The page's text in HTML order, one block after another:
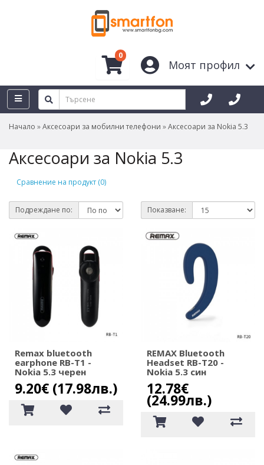
Моят профил
0
Начало Аксесоари за мобилни телефони Аксесоари за Nokia 5.3
Аксесоари за Nokia 5.3
Сравнение на продукт (0)
Подреждане по: Показване:
Remax bluetooth
earphone RB-T1 -
Nokia 5.3 черен
9.20€ (17.98лв.)
REMAX Bluetooth
Headset RB-T20 -
Nokia 5.3 син
12.78€
(24.99лв.)